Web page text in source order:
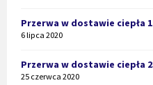
Przerwa w dostawie ciepła
6 lipca 2020
Przerwa w dostawie ciepła
25 czerwca 2020